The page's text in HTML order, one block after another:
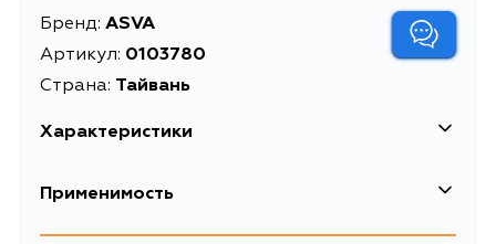
Бренд: ASVA
Артикул: 0103780
Страна: Тайвань
Характеристики
Масса, кг 0.016
Применимость